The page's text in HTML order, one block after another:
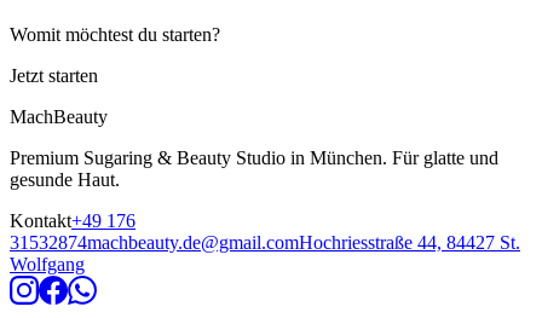
Womit möchtest du starten?
Jetzt starten
MachBeauty
Premium Sugaring & Beauty Studio in München. Für glatte und
gesunde Haut.
Kontakt+49 176
31532874machbeauty.de@gmail.comHochriesstraße 44, 84427 St.
Wolfgang